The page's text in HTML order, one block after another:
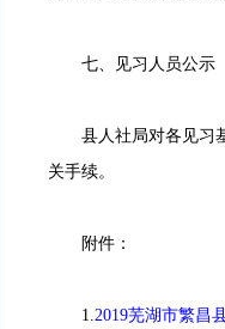
七、见习人员公示
县人社局对各见习基
关手续。
附件：
1.2019芜湖市繁昌